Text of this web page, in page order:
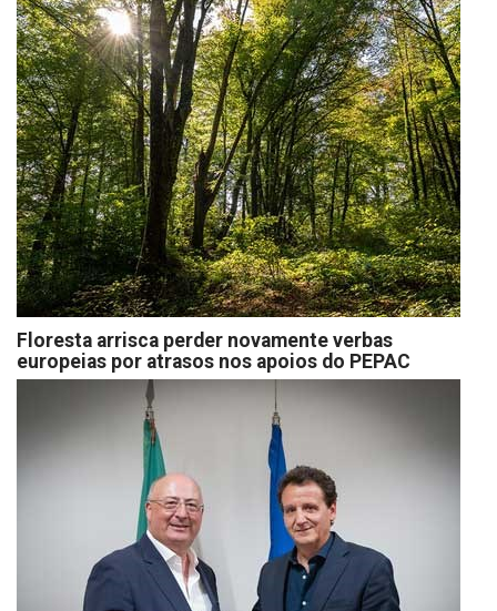
Floresta arrisca perder novamente verbas
europeias por atrasos nos apoios do PEPAC